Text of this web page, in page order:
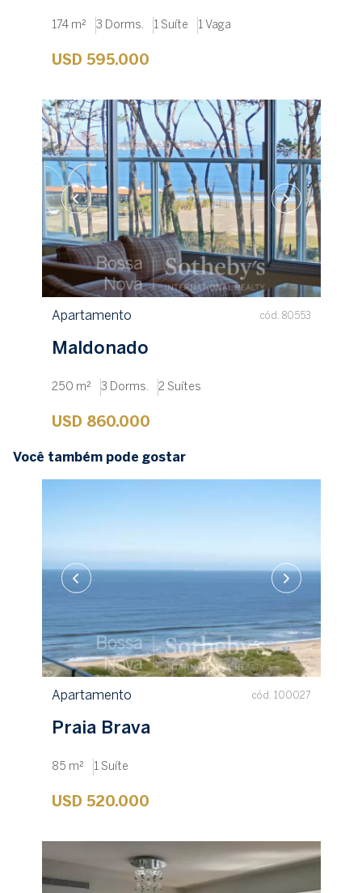
174 m² 3 Dorms. 1 Suíte 1 Vaga
USD 595.000
Apartamento cód. 80553
Maldonado
250 m² 3 Dorms. 2 Suítes
USD 860.000
Você também pode gostar
Apartamento cód. 100027
Praia Brava
85 m² 1 Suíte
USD 520.000